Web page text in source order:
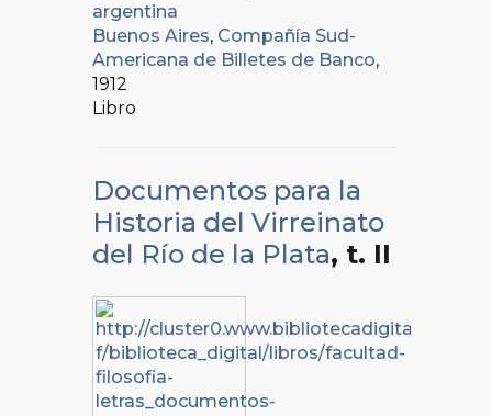
argentina
Buenos Aires, Compañía Sud-
Americana de Billetes de Banco,
1912
Libro
Documentos para la
Historia del Virreinato
del Río de la Plata, t. II